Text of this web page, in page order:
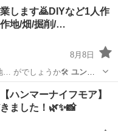
します🙇DIYなど1人作
地/畑/掘削/…
8月8日
… がでしょうか🛠️ ユンボ
ユンボ
ハンマーナイフモア】
ました！🌿✨📸